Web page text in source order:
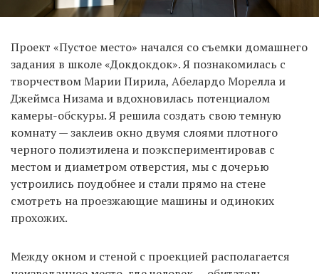
Проект «Пустое место» начался со съемки домашнего
задания в школе «Докдокдок». Я познакомилась с
творчеством Марии Пирила, Абелардо Морелла и
Джеймса Низама и вдохновилась потенциалом
камеры-обскуры. Я решила создать свою темную
комнату — заклеив окно двумя слоями плотного
черного полиэтилена и поэкспериментировав с
местом и диаметром отверстия, мы с дочерью
устроились поудобнее и стали прямо на стене
смотреть на проезжающие машины и одиноких
прохожих.
Между окном и стеной с проекцией располагается